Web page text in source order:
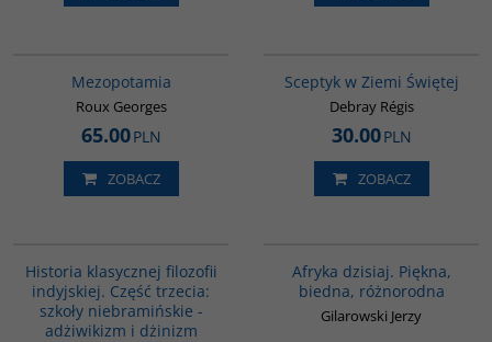
Mezopotamia
Roux Georges
65.00PLN
ZOBACZ
Sceptyk w Ziemi Świętej
Debray Régis
30.00PLN
ZOBACZ
Historia klasycznej filozofii
indyjskiej. Część trzecia:
szkoły niebramińskie -
adżiwikizm i dżinizm
Afryka dzisiaj. Piękna,
biedna, różnorodna
Gilarowski Jerzy